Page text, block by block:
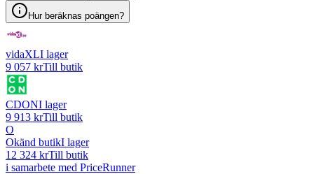
Hur beräknas poängen?
vidaXLI lager
9 057 krTill butik
CDONI lager
9 913 krTill butik
O
Okänd butikI lager
12 324 krTill butik
i samarbete med PriceRunner